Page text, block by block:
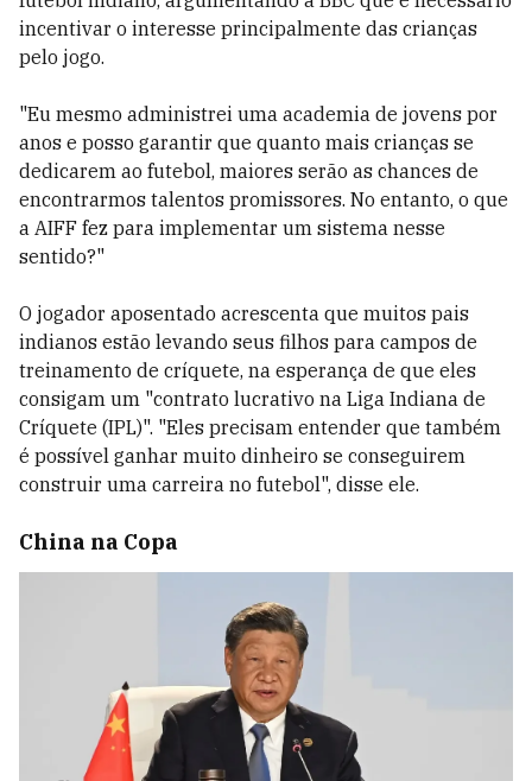
incentivar o interesse principalmente das crianças
pelo jogo.
"Eu mesmo administrei uma academia de jovens por
anos e posso garantir que quanto mais crianças se
dedicarem ao futebol, maiores serão as chances de
encontrarmos talentos promissores. No entanto, o que
a AIFF fez para implementar um sistema nesse
sentido?"
O jogador aposentado acrescenta que muitos pais
indianos estão levando seus filhos para campos de
treinamento de críquete, na esperança de que eles
consigam um "contrato lucrativo na Liga Indiana de
Críquete (IPL)". "Eles precisam entender que também
é possível ganhar muito dinheiro se conseguirem
construir uma carreira no futebol", disse ele.
China na Copa